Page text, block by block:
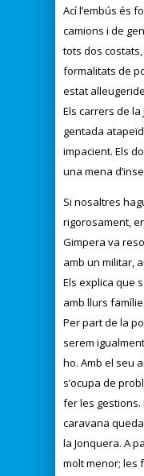
Ací l’embús és
camions i de
tots dos
formalitats de
estat
Els carrers de la
gentada
impacient. Els
una mena
Si nosaltres
rigorosament,
Gimpera va
amb un militar,
Els explica que
amb llurs
Per part de la
serem
ho. Amb el seu
s’ocupa de
fer les
caravana
la Jonquera. A
molt menor; les